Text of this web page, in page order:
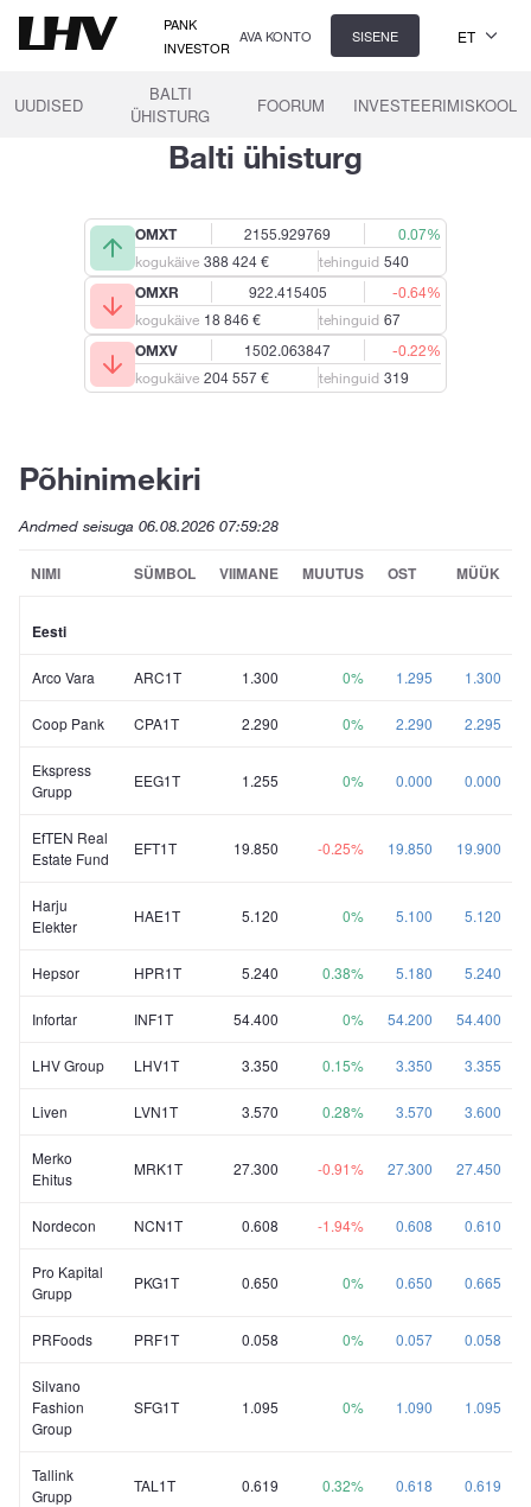
PANK
INVESTOR
AVA KONTO SISENE ET
UUDISED
BALTI
ÜHISTURG
FOORUM INVESTEERIMISKOOL
Balti ühisturg
OMXT 2155.929769
0.07%
kogukäive 388 424 € tehinguid 540
OMXR
922.415405
-0.64%
kogukäive 18 846 € tehinguid 67
OMXV
1502.063847
-0.22%
kogukäive 204 557 € tehinguid 319
Põhinimekiri
Andmed seisuga 06.08.2026 07:59:28
NIMI SÜMBOL VIIMANE MUUTUS OST MÜÜK
Eesti
Arco Vara ARC1T 1.300 0% 1.295 1.300
Coop Pank CPA1T 2.290 0% 2.290 2.295
Ekspress
Grupp
EEG1T 1.255 0% 0.000 0.000
EfTEN Real
Estate Fund
EFT1T 19.850 -0.25% 19.850 19.900
Harju
Elekter
HAE1T 5.120 0% 5.100 5.120
Hepsor HPR1T 5.240 0.38% 5.180 5.240
Infortar INF1T 54.400 0% 54.200 54.400
LHV Group LHV1T 3.350 0.15% 3.350 3.355
Liven LVN1T 3.570 0.28% 3.570 3.600
Merko
Ehitus
MRK1T 27.300 -0.91% 27.300 27.450
Nordecon NCN1T 0.608 -1.94% 0.608 0.610
Pro Kapital
Grupp
PKG1T 0.650 0% 0.650 0.665
PRFoods PRF1T 0.058 0% 0.057 0.058
Silvano
Fashion
Group
SFG1T 1.095 0% 1.090 1.095
Tallink
Grupp
TAL1T 0.619 0.32% 0.618 0.619